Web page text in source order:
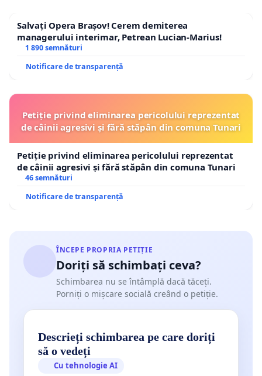
Salvați Opera Brașov! Cerem demiterea
managerului interimar, Petrean Lucian-Marius!
1 890 semnături
Notificare de transparență
Petiție privind eliminarea pericolului reprezentat
de câinii agresivi și fără stăpân din comuna Tunari
Petiție privind eliminarea pericolului reprezentat
de câinii agresivi și fără stăpân din comuna Tunari
46 semnături
Notificare de transparență
ÎNCEPE PROPRIA PETIȚIE
Doriți să schimbați ceva?
Schimbarea nu se întâmplă dacă tăceți.
Porniți o mișcare socială creând o petiție.
Descrieți schimbarea pe care doriți
să o vedeți
Cu tehnologie AI